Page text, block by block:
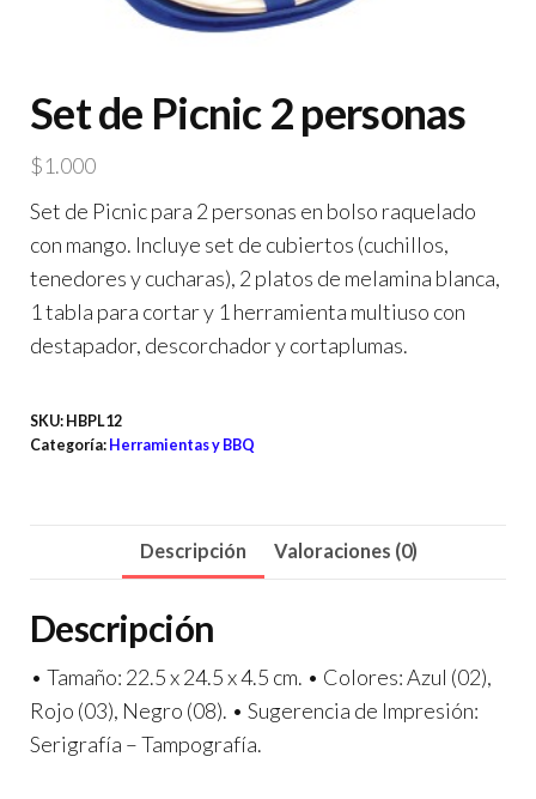
Set de Picnic 2 personas
$1.000
Set de Picnic para 2 personas en bolso raquelado
con mango. Incluye set de cubiertos (cuchillos,
tenedores y cucharas), 2 platos de melamina blanca,
1 tabla para cortar y 1 herramienta multiuso con
destapador, descorchador y cortaplumas.
SKU: HBPL12
Categoría: Herramientas y BBQ
Descripción Valoraciones (0)
Descripción
• Tamaño: 22.5 x 24.5 x 4.5 cm. • Colores: Azul (02),
Rojo (03), Negro (08). • Sugerencia de Impresión:
Serigrafía – Tampografía.